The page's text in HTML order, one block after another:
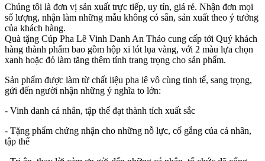
Chúng tôi là đơn vị sản xuất trực tiếp, uy tín, giá rẻ. Nhận đơn mọi
số lượng, nhận làm những mẫu không có sẵn, sản xuất theo ý tưởng
của khách hàng.
Quà tặng Cúp Pha Lê Vinh Danh An Thảo cung cấp tới Quý khách
hàng thành phẩm bao gồm hộp xi lót lụa vàng, với 2 màu lựa chọn
xanh hoặc đỏ làm tăng thêm tính trang trọng cho sản phẩm.
Sản phẩm được làm từ chất liệu pha lê vô cùng tinh tế, sang trọng,
gửi đến người nhận những ý nghĩa to lớn:
- Vinh danh cá nhân, tập thể đạt thành tích xuất sắc
- Tặng phẩm chứng nhận cho những nỗ lực, cố gắng của cá nhân,
tập thể